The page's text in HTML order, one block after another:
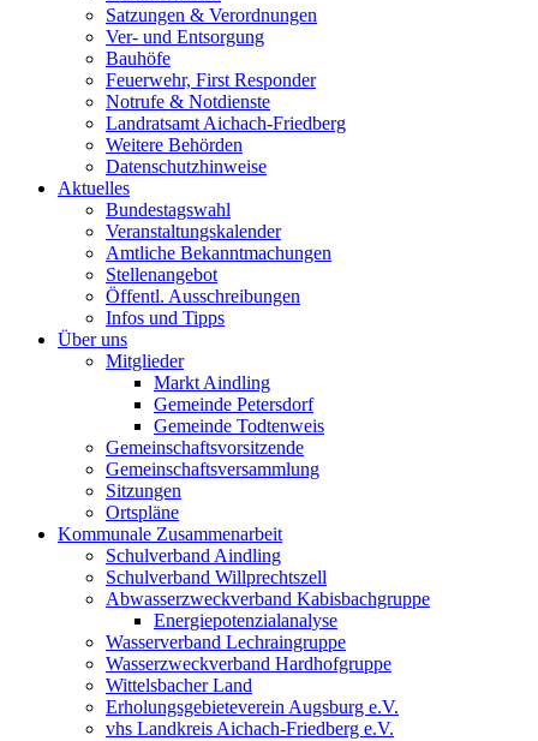
Satzungen & Verordnungen
Ver- und Entsorgung
Bauhöfe
Feuerwehr, First Responder
Notrufe & Notdienste
Landratsamt Aichach-Friedberg
Weitere Behörden
Datenschutzhinweise
Aktuelles
Bundestagswahl
Veranstaltungskalender
Amtliche Bekanntmachungen
Stellenangebot
Öffentl. Ausschreibungen
Infos und Tipps
Über uns
Mitglieder
Markt Aindling
Gemeinde Petersdorf
Gemeinde Todtenweis
Gemeinschaftsvorsitzende
Gemeinschaftsversammlung
Sitzungen
Ortspläne
Kommunale Zusammenarbeit
Schulverband Aindling
Schulverband Willprechtszell
Abwasserzweckverband Kabisbachgruppe
Energiepotenzialanalyse
Wasserverband Lechraingruppe
Wasserzweckverband Hardhofgruppe
Wittelsbacher Land
Erholungsgebieteverein Augsburg e.V.
vhs Landkreis Aichach-Friedberg e.V.